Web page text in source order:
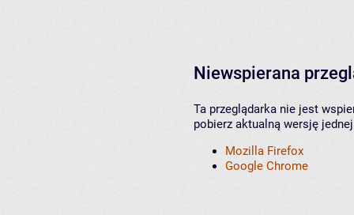
Niewspierana
Ta przeglądarka nie jest
pobierz aktualną wersję
Mozilla Firefox
Google Chrome